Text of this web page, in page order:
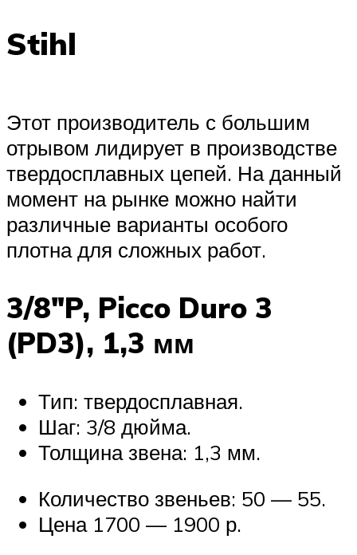
Stihl
Этот производитель с большим
отрывом лидирует в производстве
твердосплавных цепей. На данный
момент на рынке можно найти
различные варианты особого
плотна для сложных работ.
3/8″P, Picco Duro 3
(PD3), 1,3 мм
Тип: твердосплавная.
Шаг: 3/8 дюйма.
Толщина звена: 1,3 мм.
Количество звеньев: 50 — 55.
Цена 1700 — 1900 р.